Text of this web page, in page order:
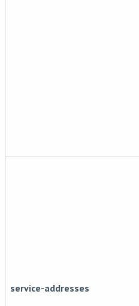
service-addresses